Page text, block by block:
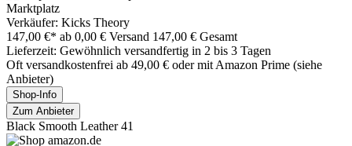
Marktplatz
Verkäufer: Kicks Theory
147,00 €* ab 0,00 € Versand 147,00 € Gesamt
Lieferzeit: Gewöhnlich versandfertig in 2 bis 3 Tagen
Oft versandkostenfrei ab 49,00 € oder mit Amazon Prime (siehe
Anbieter)
Shop-Info
Zum Anbieter
Black Smooth Leather 41